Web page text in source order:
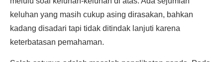
keluhan yang masih cukup asing dirasakan, bahkan
kadang disadari tapi tidak ditindak lanjuti karena
keterbatasan pemahaman.